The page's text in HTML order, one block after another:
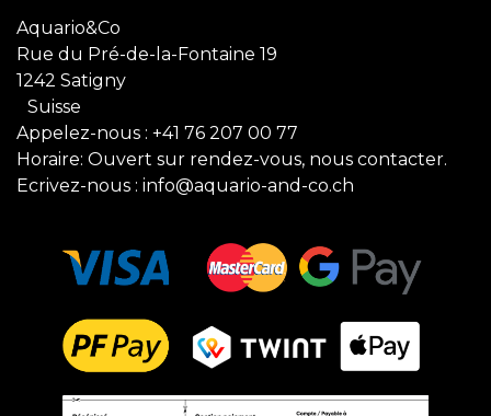
Aquario&Co
Rue du Pré-de-la-Fontaine 19
1242 Satigny
Suisse
Appelez-nous : +41 76 207 00 77
Horaire: Ouvert sur rendez-vous, nous contacter.
Ecrivez-nous : info@aquario-and-co.ch